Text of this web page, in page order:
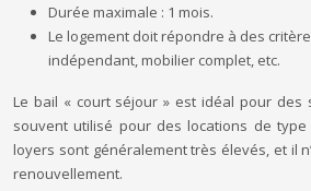
Durée maximale : 1 mois.
Le logement doit répondre à des
indépendant, mobilier complet, etc.
Le bail « court séjour » est idéal pour des
souvent utilisé pour des locations de type
loyers sont généralement très élevés, et il
renouvellement.